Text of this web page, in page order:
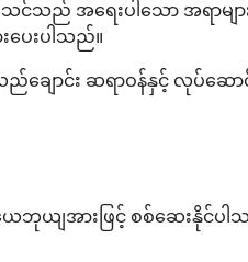
သင်သည် အရေးပါသော အရာ
ပေးပါသည်။
ျောင်း ဆရာဝန်နှင့် လုပ်ဆောင်
ဘုယျအားဖြင့် စစ်ဆေးနိုင်ပ